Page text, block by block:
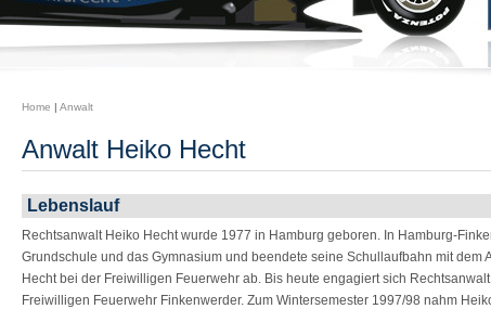
Home | Anwalt
Anwalt Heiko Hecht
Lebenslauf
Rechtsanwalt Heiko Hecht wurde 1977 in Hamburg geboren. In Hamburg-
Grundschule und das Gymnasium und beendete seine Schullaufbahn mit dem
Hecht bei der Freiwilligen Feuerwehr ab. Bis heute engagiert sich
Freiwilligen Feuerwehr Finkenwerder. Zum Wintersemester 1997/98 nahm